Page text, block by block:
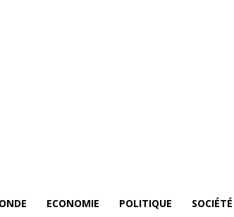
ECONOMIE POLITIQUE SOCIÉTÉ